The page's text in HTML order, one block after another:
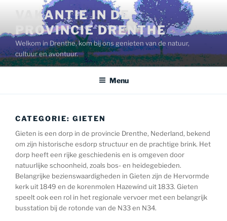
inhoud
VAKANTIE IN DE
PROVINCIE DRENTHE
Welkom in Drenthe, kom bij ons genieten van de natuur,
cultuur en avontuur.
Menu
CATEGORIE: GIETEN
Gieten is een dorp in de provincie Drenthe, Nederland, bekend
om zijn historische esdorp structuur en de prachtige brink. Het
dorp heeft een rijke geschiedenis en is omgeven door
natuurlijke schoonheid, zoals bos- en heidegebieden.
Belangrijke bezienswaardigheden in Gieten zijn de Hervormde
kerk uit 1849 en de korenmolen Hazewind uit 1833. Gieten
speelt ook een rol in het regionale vervoer met een belangrijk
busstation bij de rotonde van de N33 en N34.